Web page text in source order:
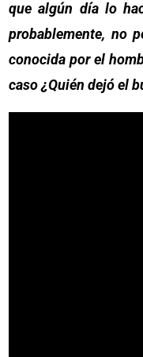
que algún día lo
probablemente, no
conocida por el
caso ¿Quién dejó el